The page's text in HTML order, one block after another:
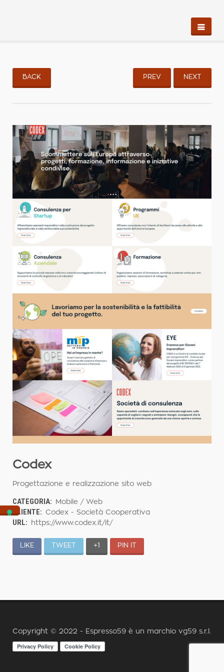
BACK NEXT
PREV
Codex
Progettazione e realizzazione sito web
CATEGORIA: Mobile / Web
CLIENTE: Codex - Società Cooperativa
URL: https://www.codex.it/it/
LIKE TWEET +1 PIN IT
Copyright © 2022 - Espresso59 è un marchio vg59 s.r.l.